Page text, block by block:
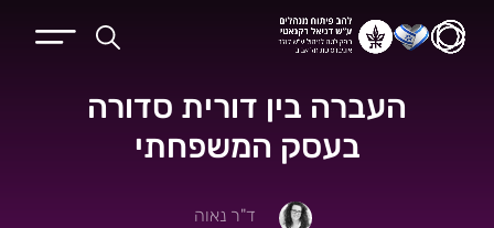
העברה בין דורית סדורה
בעסק המשפחתי
ד"ר נאוה